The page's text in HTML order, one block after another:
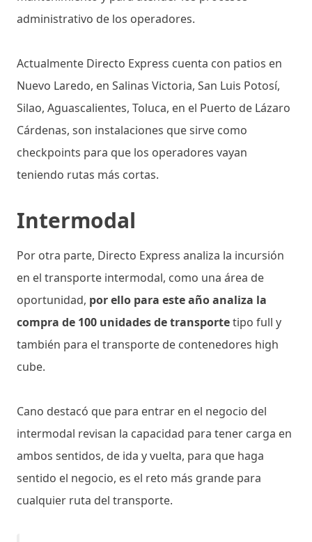
administrativo de los operadores.
Actualmente Directo Express cuenta con patios en
Nuevo Laredo, en Salinas Victoria, San Luis Potosí,
Silao, Aguascalientes, Toluca, en el Puerto de Lázaro
Cárdenas, son instalaciones que sirve como
checkpoints para que los operadores vayan
teniendo rutas más cortas.
Intermodal
Por otra parte, Directo Express analiza la incursión
en el transporte intermodal, como una área de
oportunidad, por ello para este año analiza la
compra de 100 unidades de transportetipo full y
también para el transporte de contenedores high
cube.
Cano destacó que para entrar en el negocio del
intermodal revisan la capacidad para tener carga en
ambos sentidos, de ida y vuelta, para que haga
sentido el negocio, es el reto más grande para
cualquier ruta del transporte.